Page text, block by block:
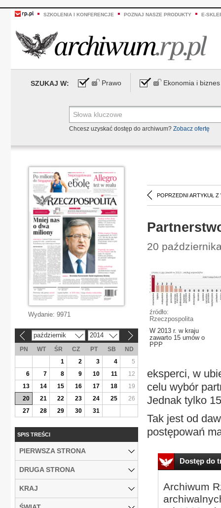
SZKOLENIA I KONFERENCJE POZNAJ NASZE PRODUKTY E-
SZUKAJ W: Prawo Ekonomia i biznes
Chcesz uzyskać dostęp do archiwum? Zobacz ofertę
POPRZEDNI ARTYKUŁ Z
20
źródło:
Rzeczpospolita
W 2013 r. w kraju
zawarto 15 umów o
PPP
eksperci, w
celu wybór
Jednak tylko
Tak jest od
postępowań
Dostęp do
Archiwum
Wydanie: 9971
październik 2014
PN WT ŚR CZ PT SB
ND
1
2 3 4
5
6
7 8 9 10 11
12
13
14 15 16 17 18
19
20
21 22 23 24 25
26
27
28 29 30 31
SPIS TREŚCI
PIERWSZA STRONA
DRUGA STRONA
KRAJ